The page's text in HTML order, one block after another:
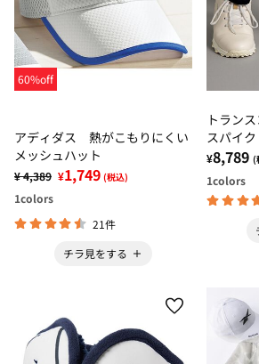
60%off
アディダス 熱がこもりにくい
メッシュハット
¥ 4,389 ¥1,749 (税込)
1colors
21件
チラ見をする
トラン
スパイ
¥8,789 (
1colors